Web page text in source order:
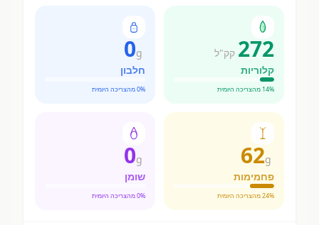
272 קק"ל
קלוריות
14% מהצריכה היומית
0g
חלבון
0% מהצריכה היומית
62g
פחמימות
24% מהצריכה היומית
0g
שומן
0% מהצריכה היומית